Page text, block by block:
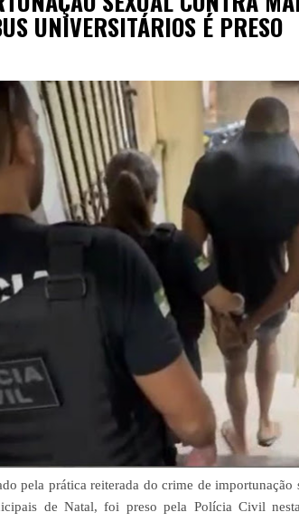
UNIVERSITÁRIOS É PRESO
pela prática reiterada do crime de importunação
de Natal, foi preso pela Polícia Civil